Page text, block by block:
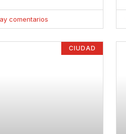
comentarios
CIUDAD